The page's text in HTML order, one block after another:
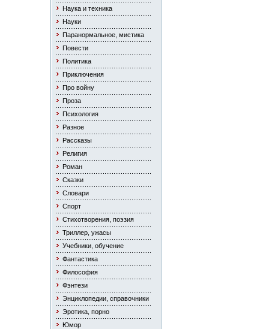
Наука и техника
Науки
Паранормальное, мистика
Повести
Политика
Приключения
Про войну
Проза
Психология
Разное
Рассказы
Религия
Роман
Сказки
Словари
Спорт
Стихотворения, поэзия
Триллер, ужасы
Учебники, обучение
Фантастика
Философия
Фэнтези
Энциклопедии, справочники
Эротика, порно
Юмор